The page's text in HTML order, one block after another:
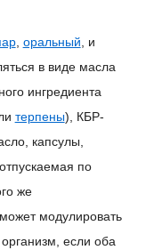
, оральный , и
в виде масла
ингредиента
терпены), КБР-
капсулы,
по
же
модулировать
если оба